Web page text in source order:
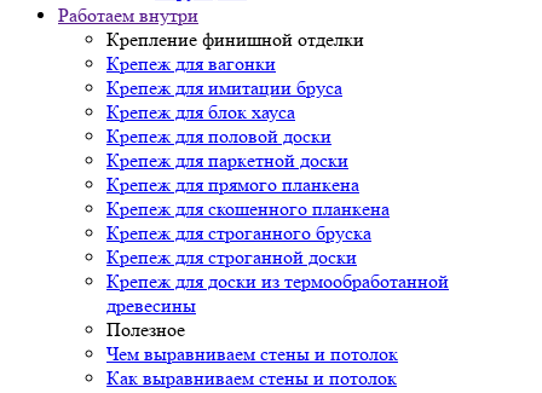
Работаем внутри
Крепление финишной отделки
Крепеж для вагонки
Крепеж для имитации бруса
Крепеж для блок хауса
Крепеж для половой доски
Крепеж для паркетной доски
Крепеж для прямого планкена
Крепеж для скошенного планкена
Крепеж для строганного бруска
Крепеж для строганной доски
Крепеж для доски из термообработанной
древесины
Полезное
Чем выравниваем стены и потолок
Как выравниваем стены и потолок